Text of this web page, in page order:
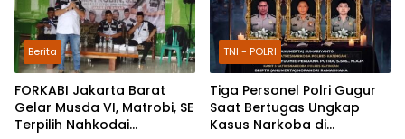
Berita
FORKABI Jakarta Barat
Gelar Musda VI, Matrobi, SE
Terpilih Nahkodai
TNI - POLRI
Tiga Personel Polri Gugur
Saat Bertugas Ungkap
Kasus Narkoba di
TNI - POLRI TNI - POLRI